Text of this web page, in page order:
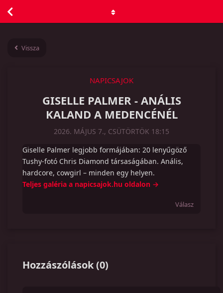
Vissza
NAPICSAJOK
GISELLE PALMER - ANÁLIS
KALAND A MEDENCÉNÉL
2026. MÁJUS 7., CSÜTÖRTÖK 18:15
Giselle Palmer legjobb formájában: 20 lenyűgöző
Tushy-fotó Chris Diamond társaságában. Anális,
hardcore, cowgirl – minden egy helyen.
Teljes galéria a napicsajok.hu oldalon →
Válasz
Hozzászólások(0)